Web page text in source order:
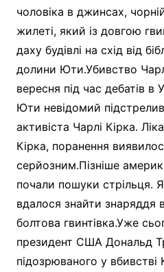
чоловіка в джинсах,
жилеті, який із довгою
даху будівлі на схід від
долини Юти.Убивство
вересня під час дебатів в
Юти невідомий
активіста Чарлі Кірка.
Кірка, поранення
серйозним.Пізніше
почали пошуки стрільця.
вдалося знайти знаряддя
болтова гвинтівка.Уже
президент США Дональд
підозрюваного у вбивстві